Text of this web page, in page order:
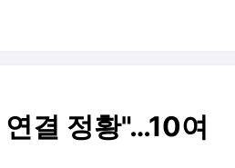
결 정황"…10여